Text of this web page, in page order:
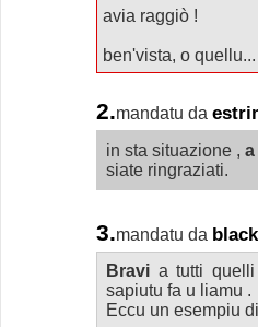
avia raggiò !
ben'vista, o quellu...
2.mandatu da
in sta situazione , a
siate ringraziati.
3.mandatu da
Bravia tutti quelli
sapiutu fa u liamu .
Eccu un esempiu